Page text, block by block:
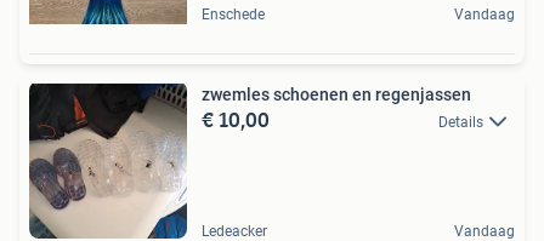
Enschede Vandaag
zwemles schoenen en regenjassen
€ 10,00 Details
Ledeacker Vandaag